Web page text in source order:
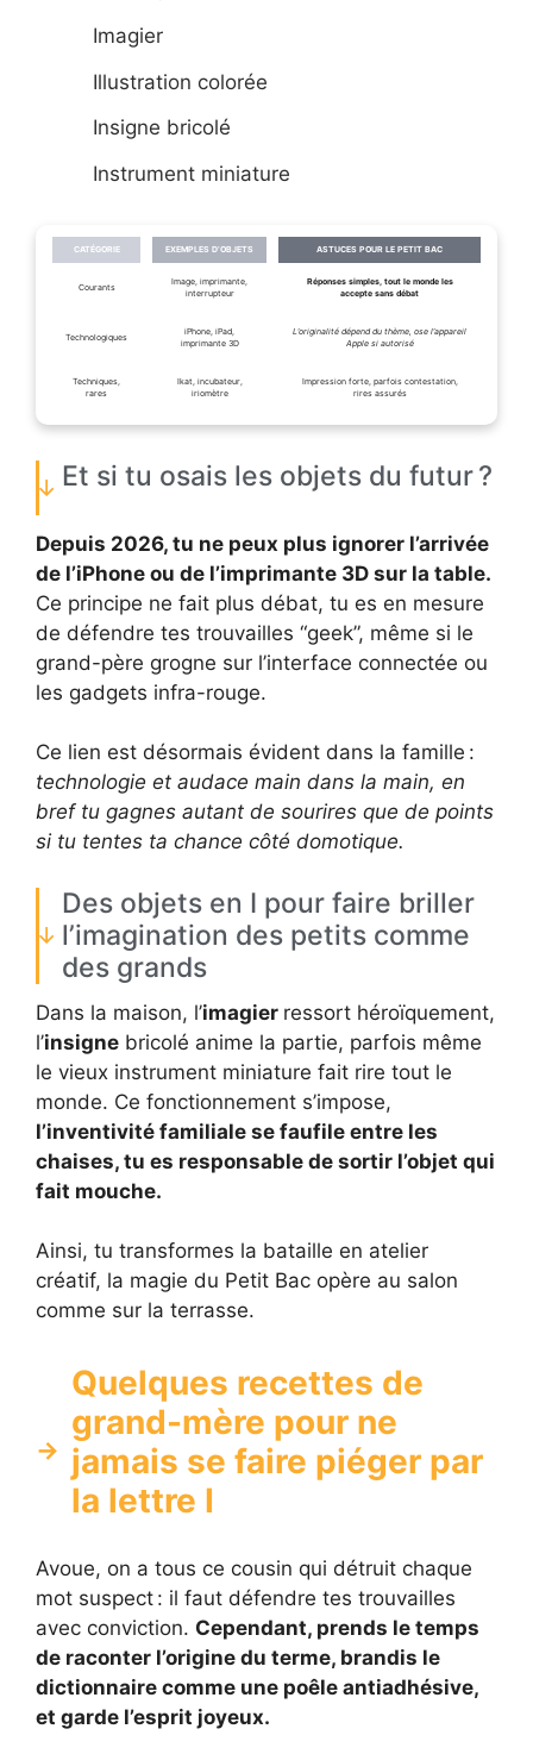
Imagier
Illustration colorée
Insigne bricolé
Instrument miniature
CATÉGORIE EXEMPLES D’OBJETS ASTUCES POUR LE PETIT BAC
Courants
Image, imprimante,
interrupteur
Réponses simples, tout le monde les
accepte sans débat
Technologiques
iPhone, iPad,
imprimante 3D
L’originalité dépend du thème, ose l’appareil
Apple si autorisé
Techniques,
rares
Ikat, incubateur,
iriomètre
Impression forte, parfois contestation,
rires assurés
Et si tu osais les objets du futur ?
Depuis 2026, tu ne peux plus ignorer l’arrivée
de l’iPhone ou de l’imprimante 3D sur la table.
Ce principe ne fait plus débat, tu es en mesure
de défendre tes trouvailles “geek”, même si le
grand-père grogne sur l’interface connectée ou
les gadgets infra-rouge.
Ce lien est désormais évident dans la famille :
technologie et audace main dans la main, en
bref tu gagnes autant de sourires que de points
si tu tentes ta chance côté domotique.
Des objets en I pour faire briller
l’imagination des petits comme
des grands
Dans la maison, l’imagier ressort héroïquement,
l’insigne bricolé anime la partie, parfois même
le vieux instrument miniature fait rire tout le
monde. Ce fonctionnement s’impose,
l’inventivité familiale se faufile entre les
chaises, tu es responsable de sortir l’objet qui
fait mouche.
Ainsi, tu transformes la bataille en atelier
créatif, la magie du Petit Bac opère au salon
comme sur la terrasse.
Quelques recettes de
grand-mère pour ne
jamais se faire piéger par
la lettre I
Avoue, on a tous ce cousin qui détruit chaque
mot suspect : il faut défendre tes trouvailles
avec conviction. Cependant, prends le temps
de raconter l’origine du terme, brandis le
dictionnaire comme une poêle antiadhésive,
et garde l’esprit joyeux.